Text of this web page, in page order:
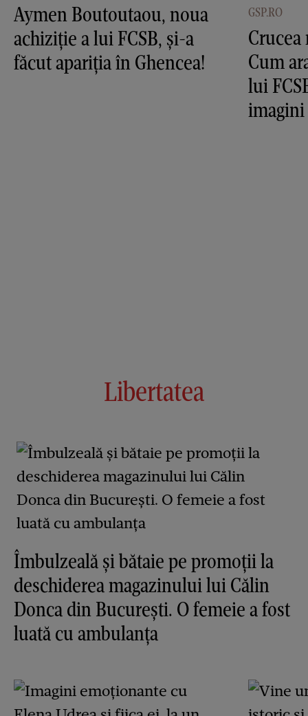
Aymen Boutoutaou, noua
achiziție a lui FCSB, și-a
făcut apariția în Ghencea!
GSP.RO
Crucea
Cum
lui
imagini
Libertatea
Îmbulzeală și bătaie pe promoții la
deschiderea magazinului lui Călin
Donca din București. O femeie a fost
luată cu ambulanța